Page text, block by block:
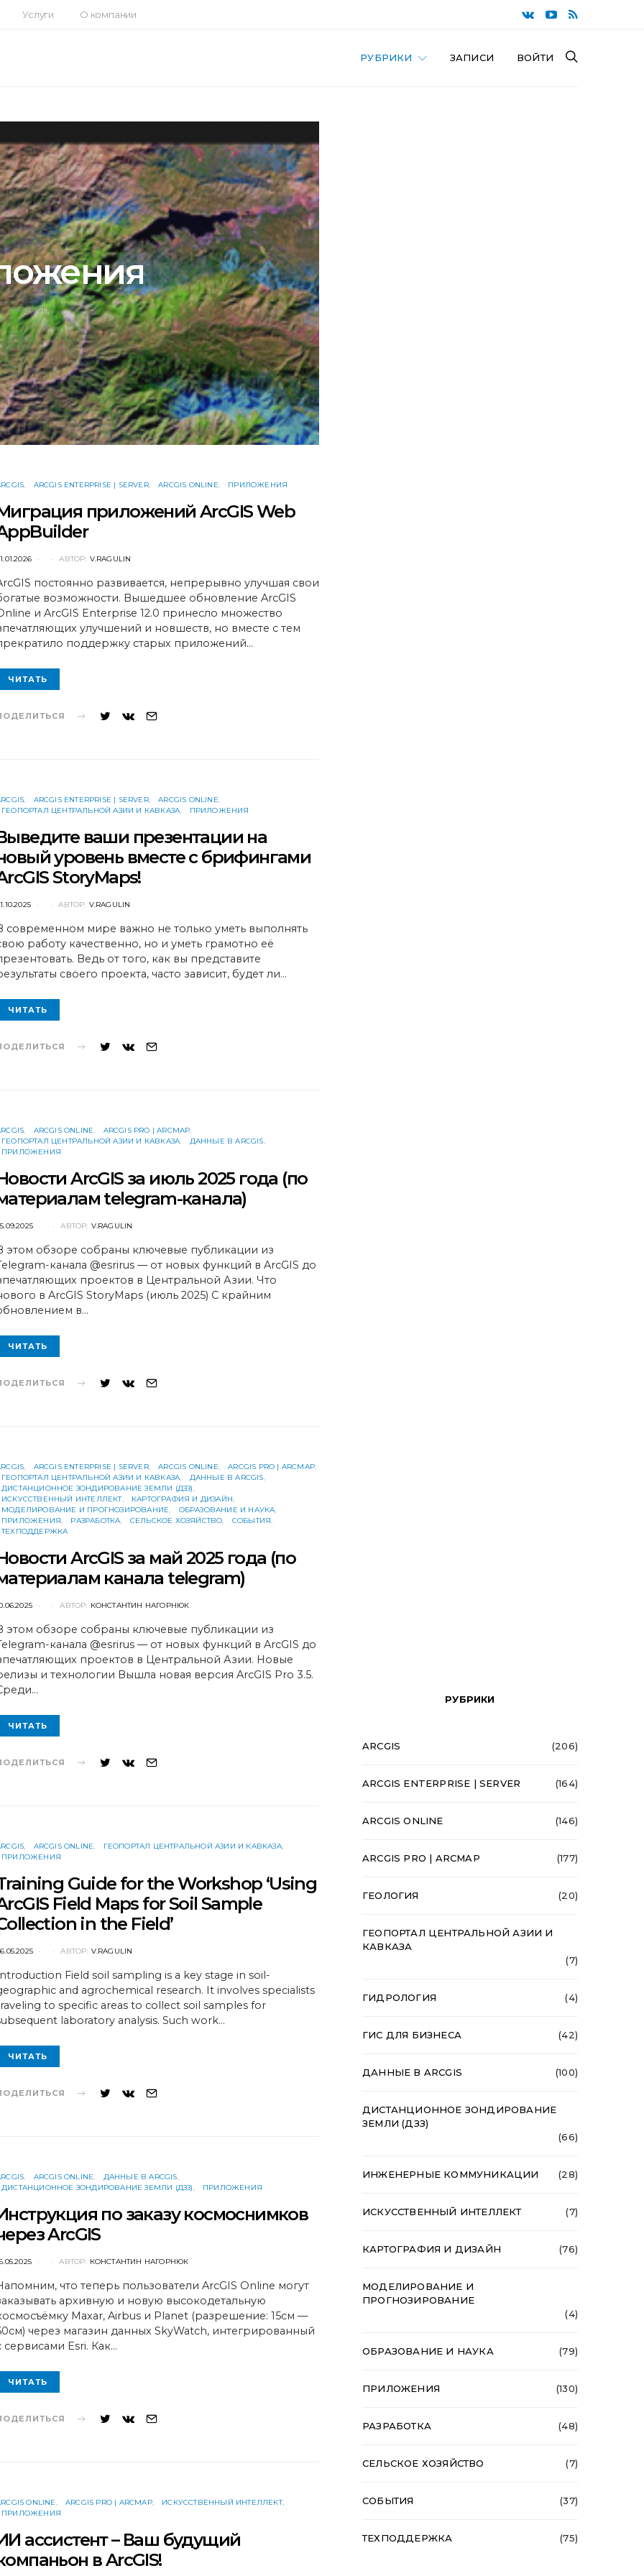
Услуги О компании
РУБРИКИ ЗАПИСИ ВОЙТИ
130 POSTS
ARCGIS ENTERPRISE | SERVER ARCGIS ONLINE ПРИЛОЖЕНИЯ
приложений ArcGIS Web
АВТОР: V.RAGULIN
постоянно развивается, непрерывно улучшая свои
возможности. Вышедшее обновление ArcGIS
и ArcGIS Enterprise 12.0 принесло множество
улучшений и новшеств, но вместе с тем
поддержку старых приложений…
ЧИТАТЬ
ARCGIS ENTERPRISE | SERVER
ARCGIS ONLINE
ГЕОПОРТАЛ ЦЕНТРАЛЬНОЙ АЗИИ И КАВКАЗА
ПРИЛОЖЕНИЯ
ваши презентации на
уровень вместе с брифингами
StoryMaps!
АВТОР: V.RAGULIN
современном мире важно не только уметь выполнять
работу качественно, но и уметь грамотно её
Ведь от того, как вы представите
своего проекта, часто зависит, будет ли…
ЧИТАТЬ
ARCGIS ONLINE
ARCGIS PRO | ARCMAP
ГЕОПОРТАЛ ЦЕНТРАЛЬНОЙ АЗИИ И КАВКАЗА
ДАННЫЕ В ARCGIS
ПРИЛОЖЕНИЯ
ArcGIS за июль 2025 года (по
telegram-канала)
АВТОР: V.RAGULIN
этом обзоре собраны ключевые публикации из
канала @esrirus — от новых функций в ArcGIS до
проектов в Центральной Азии. Что
в ArcGIS StoryMaps (июль 2025) С крайним
в…
ЧИТАТЬ
ARCGIS ENTERPRISE | SERVER ARCGIS ONLINE
ARCGIS PRO | ARCMAP
ГЕОПОРТАЛ ЦЕНТРАЛЬНОЙ АЗИИ И КАВКАЗА
ДАННЫЕ В ARCGIS
ДИСТАНЦИОННОЕ ЗОНДИРОВАНИЕ ЗЕМЛИ (ДЗЗ)
ИСКУССТВЕННЫЙ ИНТЕЛЛЕКТ
КАРТОГРАФИЯ И ДИЗАЙН
МОДЕЛИРОВАНИЕ И ПРОГНОЗИРОВАНИЕ
ОБРАЗОВАНИЕ И НАУКА
ПРИЛОЖЕНИЯ
РАЗРАБОТКА СЕЛЬСКОЕ ХОЗЯЙСТВО
СОБЫТИЯ
ТЕХПОДДЕРЖКА
ArcGIS за май 2025 года (по
канала telegram)
АВТОР: КОНСТАНТИН НАГОРНЮК
этом обзоре собраны ключевые публикации из
канала @esrirus — от новых функций в ArcGIS до
проектов в Центральной Азии. Новые
и технологии Вышла новая версия ArcGIS Pro 3.5.
ЧИТАТЬ
ARCGIS ONLINE
ГЕОПОРТАЛ ЦЕНТРАЛЬНОЙ АЗИИ И КАВКАЗА
ПРИЛОЖЕНИЯ
Guide for the Workshop ‘Using
Field Maps for Soil Sample
in the Field’
АВТОР: V.RAGULIN
Field soil sampling is a key stage in soil-
and agrochemical research. It involves specialists
to specific areas to collect soil samples for
laboratory analysis. Such work…
ЧИТАТЬ
ARCGIS ONLINE
ДАННЫЕ В ARCGIS
ДИСТАНЦИОННОЕ ЗОНДИРОВАНИЕ ЗЕМЛИ (ДЗЗ)
ПРИЛОЖЕНИЯ
по заказу космоснимков
ArcGIS
АВТОР: КОНСТАНТИН НАГОРНЮК
что теперь пользователи ArcGIS Online могут
архивную и новую высокодетальную
Maxar, Airbus и Planet (разрешение: 15см —
через магазин данных SkyWatch, интегрированный
сервисами Esri. Как…
ЧИТАТЬ
ONLINE ARCGIS PRO | ARCMAP
ИСКУССТВЕННЫЙ ИНТЕЛЛЕКТ
ПРИЛОЖЕНИЯ
ассистент – Ваш будущий
в ArcGIS!
РУБРИКИ
ARCGIS (206)
ARCGIS ENTERPRISE | SERVER (164)
ARCGIS ONLINE (146)
ARCGIS PRO | ARCMAP (177)
ГЕОЛОГИЯ (20)
ГЕОПОРТАЛ ЦЕНТРАЛЬНОЙ АЗИИ И
КАВКАЗА
(7)
ГИДРОЛОГИЯ (4)
ГИС ДЛЯ БИЗНЕСА (42)
ДАННЫЕ В ARCGIS (100)
ДИСТАНЦИОННОЕ ЗОНДИРОВАНИЕ
ЗЕМЛИ (ДЗЗ)
(66)
ИНЖЕНЕРНЫЕ КОММУНИКАЦИИ (28)
ИСКУССТВЕННЫЙ ИНТЕЛЛЕКТ (7)
КАРТОГРАФИЯ И ДИЗАЙН (76)
МОДЕЛИРОВАНИЕ И
ПРОГНОЗИРОВАНИЕ
(4)
ОБРАЗОВАНИЕ И НАУКА (79)
ПРИЛОЖЕНИЯ (130)
РАЗРАБОТКА (48)
СЕЛЬСКОЕ ХОЗЯЙСТВО (7)
СОБЫТИЯ (37)
ТЕХПОДДЕРЖКА (75)